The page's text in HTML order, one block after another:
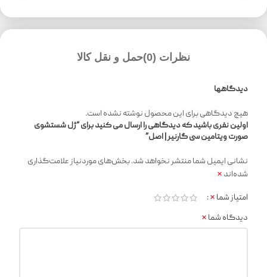
نظرات (0) حمل و نقل کالا
دیدگاهها
هیچ دیدگاهی برای این محصول نوشته نشده است.
اولین نفری باشید که دیدگاهی را ارسال می کنید برای “ژل شستشوی
صورت ویتامین سی گارنیر | اصل”
نشانی ایمیل شما منتشر نخواهد شد.بخش‌های موردنیاز علامت‌گذاری
شده‌اند *
امتیاز شما *
دیدگاه شما *